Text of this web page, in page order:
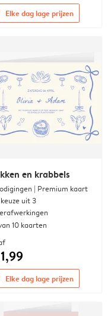
Elke dag lage prijzen
en krabbels
| Premium kaart
uit 3
10 kaarten
Elke dag lage prijzen